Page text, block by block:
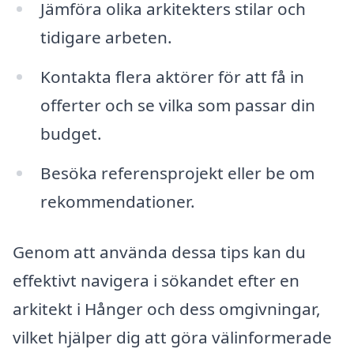
Jämföra olika arkitekters stilar och
tidigare arbeten.
Kontakta flera aktörer för att få in
offerter och se vilka som passar din
budget.
Besöka referensprojekt eller be om
rekommendationer.
Genom att använda dessa tips kan du
effektivt navigera i sökandet efter en
arkitekt i Hånger och dess omgivningar,
vilket hjälper dig att göra välinformerade